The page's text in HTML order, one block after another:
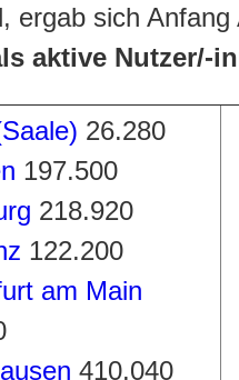
sich
aktive Nutzer/-
26.280
197.500
218.920
122.200
am Main
410.040